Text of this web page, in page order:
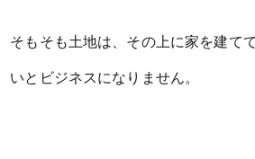
そもそも土地は、その上に家を建て
いとビジネスになりません。